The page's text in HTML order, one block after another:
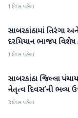
1 દિવસ પહેલા
સાબરકાંઠા
સાબરકાંઠામાં તિરંગા
દરમિયાન ભાજપ વિશેષ
1 દિવસ પહેલા
સાબરકાંઠા
સાબરકાંઠા જિલ્લા
નેતૃત્વ દિવસ’ની ભવ્ય
3 દિવસ પહેલા